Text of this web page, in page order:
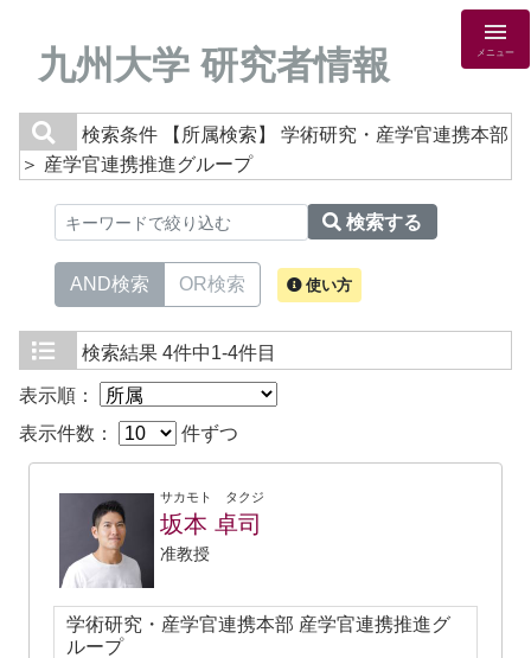
九州大学 研究者情報 メニュー
検索条件
【所属検索】 学術研究・産学官連携本部
＞ 産学官連携推進グループ
検索する
AND検索 OR検索 使い方
検索結果 4件中1-4件目
表示順：
表示件数：
件ずつ
サカモト タクジ
坂本 卓司
准教授
学術研究・産学官連携本部 産学官連携推進グ
ループ